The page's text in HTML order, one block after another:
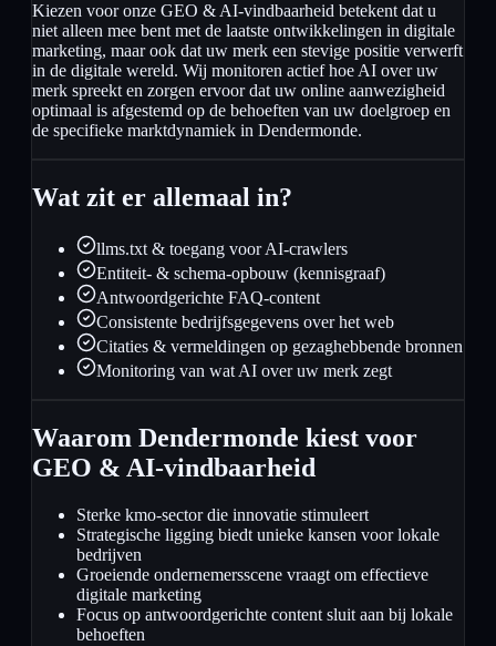
Kiezen voor onze GEO & AI-vindbaarheid betekent dat u
niet alleen mee bent met de laatste ontwikkelingen in digitale
marketing, maar ook dat uw merk een stevige positie verwerft
in de digitale wereld. Wij monitoren actief hoe AI over uw
merk spreekt en zorgen ervoor dat uw online aanwezigheid
optimaal is afgestemd op de behoeften van uw doelgroep en
de specifieke marktdynamiek in Dendermonde.
Wat zit er allemaal in?
llms.txt & toegang voor AI-crawlers
Entiteit- & schema-opbouw (kennisgraaf)
Antwoordgerichte FAQ-content
Consistente bedrijfsgegevens over het web
Citaties & vermeldingen op gezaghebbende bronnen
Monitoring van wat AI over uw merk zegt
Waarom Dendermonde kiest voor
GEO & AI-vindbaarheid
Sterke kmo-sector die innovatie stimuleert
Strategische ligging biedt unieke kansen voor lokale
bedrijven
Groeiende ondernemersscene vraagt om effectieve
digitale marketing
Focus op antwoordgerichte content sluit aan bij lokale
behoeften